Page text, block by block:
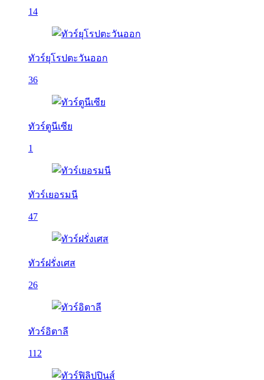
14
ทัวร์ยุโรปตะวันออก
36
ทัวร์ตูนีเซีย
1
ทัวร์เยอรมนี
47
ทัวร์ฝรั่งเศส
26
ทัวร์อิตาลี
112